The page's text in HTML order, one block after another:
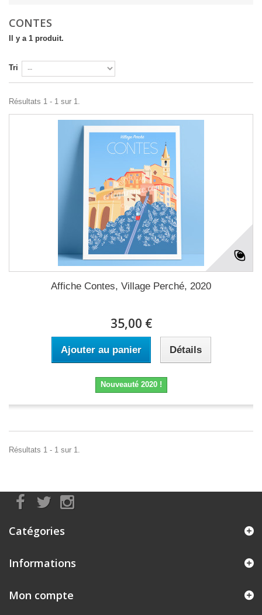
CONTES
Il y a 1 produit.
Tri
Résultats 1 - 1 sur 1.
Affiche Contes, Village Perché, 2020
35,00 €
Ajouter au panier Détails
Nouveauté 2020 !
Résultats 1 - 1 sur 1.
Catégories
Informations
Mon compte